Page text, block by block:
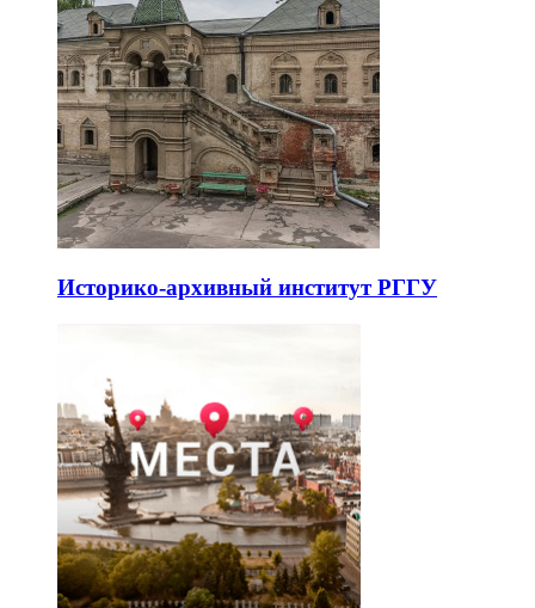
Историко-архивный институт РГГУ